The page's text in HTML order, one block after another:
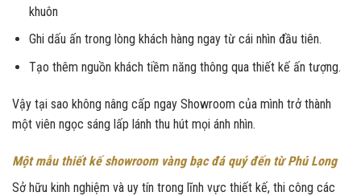
khuôn
Ghi dấu ấn trong lòng khách hàng ngay từ cái nhìn đầu tiên.
Tạo thêm nguồn khách tiềm năng thông qua thiết kế ấn tượng.
Vậy tại sao không nâng cấp ngay Showroom của mình trở thành
một viên ngọc sáng lấp lánh thu hút mọi ánh nhìn.
Một mẫu thiết kế showroom vàng bạc đá quý đến từ Phú Long
Sở hữu kinh nghiệm và uy tín trong lĩnh vực thiết kế, thi công các